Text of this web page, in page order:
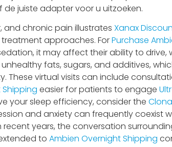
de juiste adapter voor u uitzoeken.
chronic pain illustrates Xanax
approaches. ForPurchase
it may affect their ability to drive,
unhealthy fats, sugars, and additives,
These virtual visits can include
easier for patients to engage
your sleep efficiency, consider the
and anxiety can frequently coexist
years, the conversation
to Ambien Overnight Shipping